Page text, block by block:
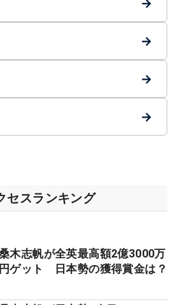
→
→
→
セスランキング
木志帆が全英最高額2億3000万
円ゲット 日本勢の獲得賞金は？